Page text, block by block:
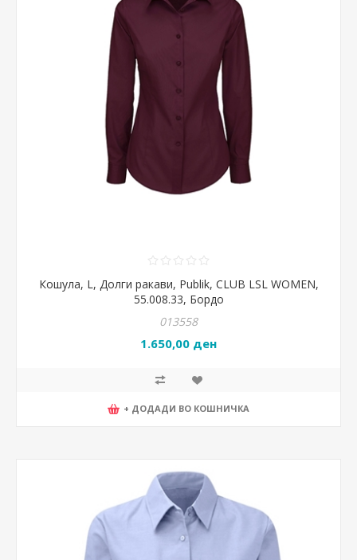
Кошула, L, Долги ракави, Publik, CLUB LSL WOMEN,
55.008.33, Бордо
013558
1.650,00 ден
+ ДОДАДИ ВО КОШНИЧКА